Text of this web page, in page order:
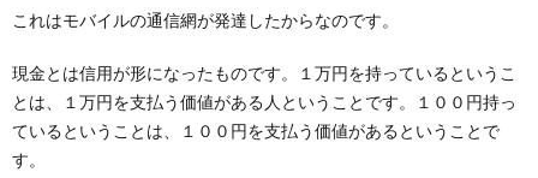
これはモバイルの通信網が発達したからなのです。
現金とは信用が形になったものです。１万円を持っているというこ
とは、１万円を支払う価値がある人ということです。１００円持っ
ているということは、１００円を支払う価値があるということで
す。